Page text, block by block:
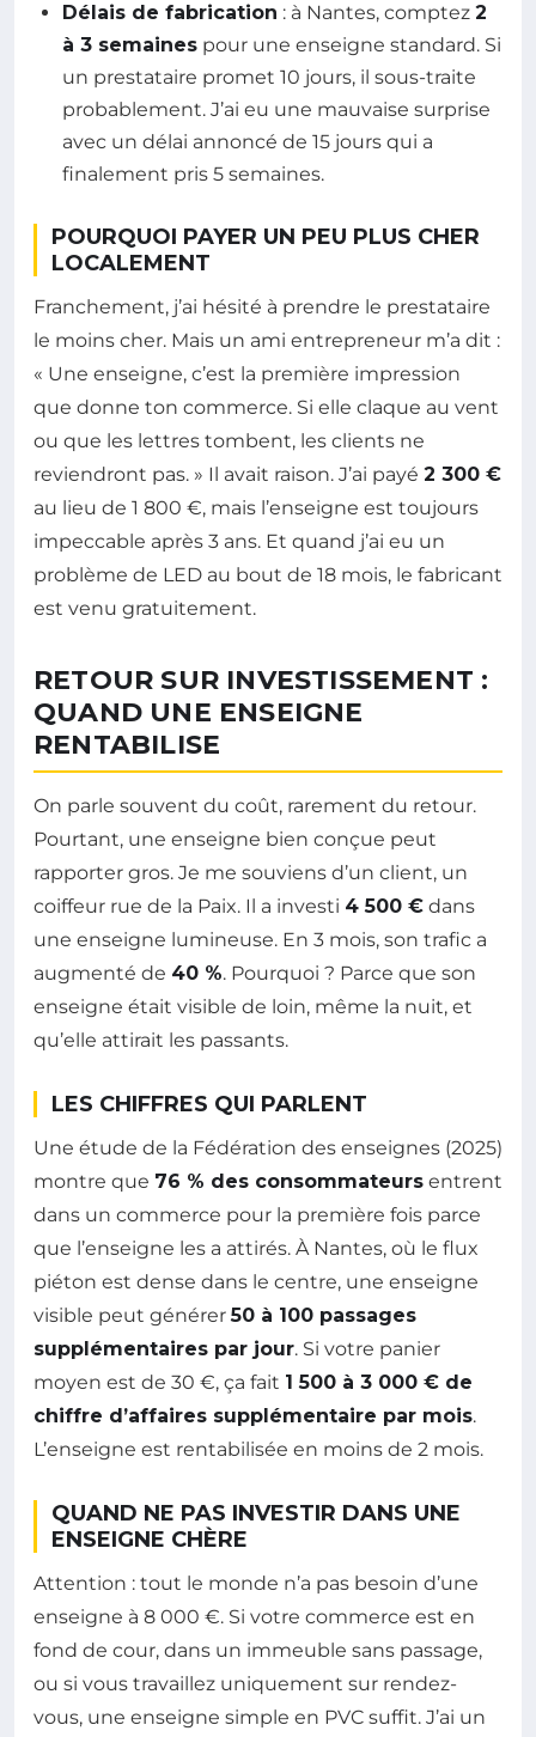
Délais de fabrication : à Nantes, comptez 2
à 3 semaines pour une enseigne standard. Si
un prestataire promet 10 jours, il sous-traite
probablement. J’ai eu une mauvaise surprise
avec un délai annoncé de 15 jours qui a
finalement pris 5 semaines.
POURQUOI PAYER UN PEU PLUS CHER
LOCALEMENT
Franchement, j’ai hésité à prendre le prestataire
le moins cher. Mais un ami entrepreneur m’a dit :
« Une enseigne, c’est la première impression
que donne ton commerce. Si elle claque au vent
ou que les lettres tombent, les clients ne
reviendront pas. » Il avait raison. J’ai payé 2 300 €
au lieu de 1 800 €, mais l’enseigne est toujours
impeccable après 3 ans. Et quand j’ai eu un
problème de LED au bout de 18 mois, le fabricant
est venu gratuitement.
RETOUR SUR INVESTISSEMENT :
QUAND UNE ENSEIGNE
RENTABILISE
On parle souvent du coût, rarement du retour.
Pourtant, une enseigne bien conçue peut
rapporter gros. Je me souviens d’un client, un
coiffeur rue de la Paix. Il a investi 4 500 € dans
une enseigne lumineuse. En 3 mois, son trafic a
augmenté de 40 %. Pourquoi ? Parce que son
enseigne était visible de loin, même la nuit, et
qu’elle attirait les passants.
LES CHIFFRES QUI PARLENT
Une étude de la Fédération des enseignes (2025)
montre que 76 % des consommateurs entrent
dans un commerce pour la première fois parce
que l’enseigne les a attirés. À Nantes, où le flux
piéton est dense dans le centre, une enseigne
visible peut générer50 à 100 passages
supplémentaires par jour. Si votre panier
moyen est de 30 €, ça fait 1 500 à 3 000 € de
chiffre d’affaires supplémentaire par mois.
L’enseigne est rentabilisée en moins de 2 mois.
QUAND NE PAS INVESTIR DANS UNE
ENSEIGNE CHÈRE
Attention : tout le monde n’a pas besoin d’une
enseigne à 8 000 €. Si votre commerce est en
fond de cour, dans un immeuble sans passage,
ou si vous travaillez uniquement sur rendez-
vous, une enseigne simple en PVC suffit. J’ai un